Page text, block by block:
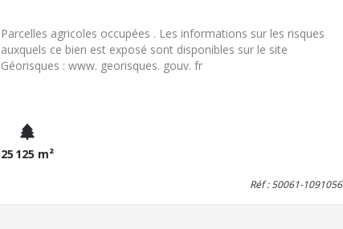
Parcelles agricoles occupées . Les informations sur les risques
auxquels ce bien est exposé sont disponibles sur le site
Géorisques : www. georisques. gouv. fr
25 125 m²
Réf : 50061-1091056